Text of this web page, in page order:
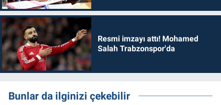
Resmi imzayı attı! Mohamed
Salah Trabzonspor'da
Bunlar da ilginizi çekebilir